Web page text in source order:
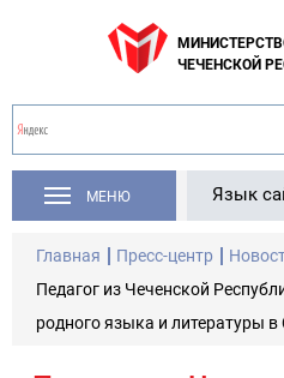
ЧЕЧЕНСКОЙ
МЕНЮ Язык
Главная Пресс-центр
Педагог из Чеченской
родного языка и литературы